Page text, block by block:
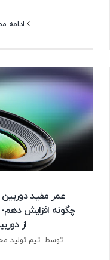
ادامه
عمر مفید دوربین
چگونه افزایش دهم-
از
توسط: تیم تولید